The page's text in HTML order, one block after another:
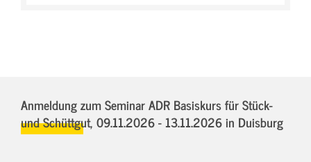
Anmeldung zum Seminar ADR Basiskurs für Stück-
und Schüttgut, 09.11.2026 - 13.11.2026in Duisburg